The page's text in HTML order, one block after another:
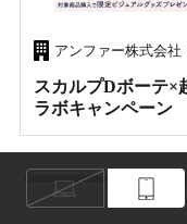
アンファー株式会社
スカルプDボーテ×
ラボキャンペーン